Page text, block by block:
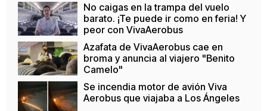
No caigas en la trampa del vuelo
barato. ¡Te puede ir como en feria! Y
peor con VivaAerobus
Azafata de VivaAerobus cae en
broma y anuncia al viajero "Benito
Camelo"
Se incendia motor de avión Viva
Aerobus que viajaba a Los Ángeles